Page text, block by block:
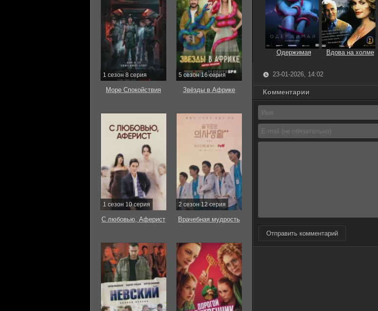
Одержимая Вдова на холме
23-01-2026, 14:02
Комментарии
Отправить комментарий
1 сезон 8 серия
Море Спокойствия
5 сезон 16 серия
Звёзды в Африке
1 сезон 10 серия
С любовью, Аферист
2 сезон 12 серия
Врачебная мудрость